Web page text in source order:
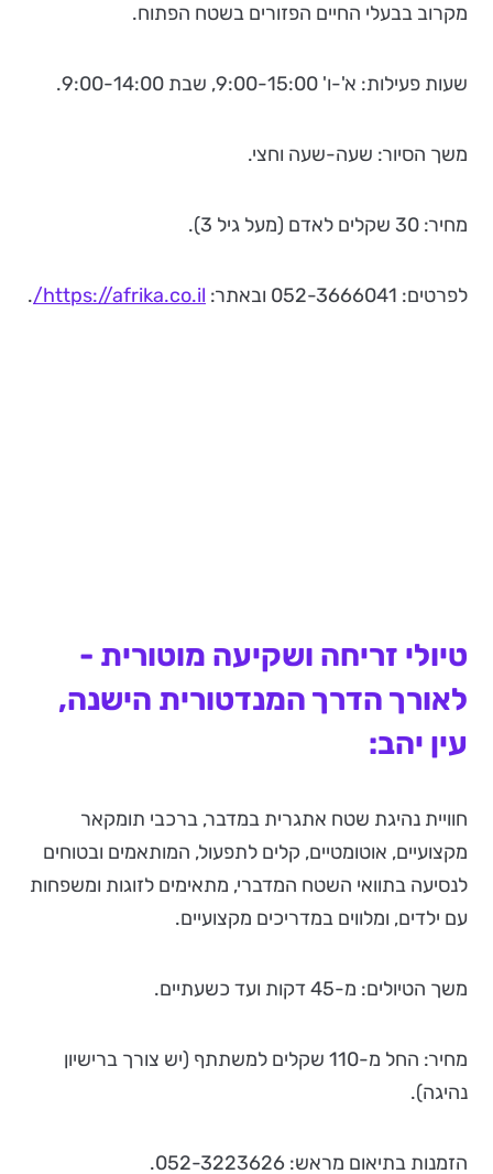
מקרוב בבעלי החיים הפזורים בשטח הפתוח.
שעות פעילות: א'-ו' 9:00-15:00, שבת 9:00-14:00.
משך הסיור: שעה-שעה וחצי.
מחיר: 30 שקלים לאדם (מעל גיל 3).
לפרטים: 052-3666041 ובאתר: https://afrika.co.il/
.
טיולי זריחה ושקיעה מוטורית -
לאורך הדרך המנדטורית הישנה,
עין יהב:
חוויית נהיגת שטח אתגרית במדבר, ברכבי תומקאר
מקצועיים, אוטומטיים, קלים לתפעול, המותאמים ובטוחים
לנסיעה בתוואי השטח המדברי, מתאימים לזוגות ומשפחות
עם ילדים, ומלווים במדריכים מקצועיים.
משך הטיולים: מ-45 דקות ועד כשעתיים.
מחיר: החל מ-110 שקלים למשתתף (יש צורך ברישיון
נהיגה).
הזמנות בתיאום מראש: 052-3223626.